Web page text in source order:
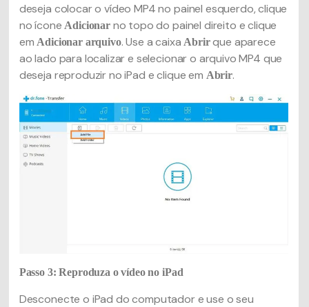
deseja colocar o vídeo MP4 no painel esquerdo, clique
no íconeAdicionarno topo do painel direito e clique
emAdicionar arquivo. Use a caixaAbrirque aparece
ao lado para localizar e selecionar o arquivo MP4 que
deseja reproduzir no iPad e clique em Abrir.
Passo 3: Reproduza o vídeo no iPad
Desconecte o iPad do computador e use o seu